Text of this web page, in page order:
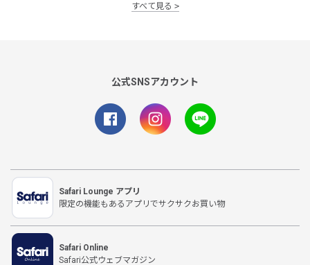
すべて見る
公式SNSアカウント
Safari Lounge アプリ
限定の機能もあるアプリでサクサクお買い物
Safari Online
Safari公式ウェブマガジン